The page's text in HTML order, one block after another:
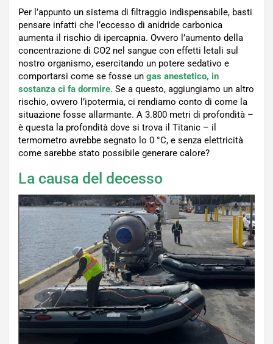
Per l’appunto un sistema di filtraggio indispensabile, basti
pensare infatti che l’eccesso di anidride carbonica
aumenta il rischio di ipercapnia. Ovvero l’aumento della
concentrazione di CO2 nel sangue con effetti letali sul
nostro organismo, esercitando un potere sedativo e
comportarsi come se fosse un gas anestetico, in
sostanza ci fa dormire. Se a questo, aggiungiamo un altro
rischio, ovvero l’ipotermia, ci rendiamo conto di come la
situazione fosse allarmante. A 3.800 metri di profondità –
è questa la profondità dove si trova il Titanic – il
termometro avrebbe segnato lo 0 °C, e senza elettricità
come sarebbe stato possibile generare calore?
La causa del decesso